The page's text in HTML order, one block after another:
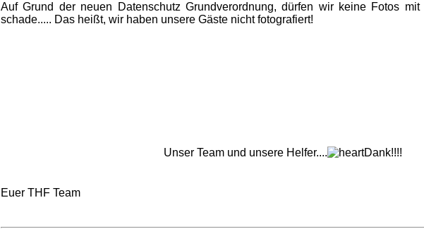
Auf Grund der neuen Datenschutz Grundverordnung, dürfen wir keine Fotos
schade..... Das heißt, wir haben unsere Gäste nicht fotografiert!
Unser Team und unsere Helfer.... Dank!!!!
Euer THF Team